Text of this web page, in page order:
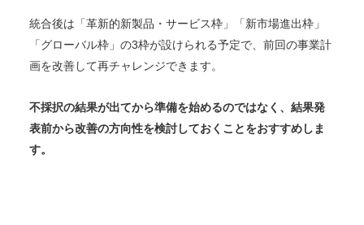
統合後は「革新的新製品・サービス枠」「新市場進出枠」
「グローバル枠」の3枠が設けられる予定で、前回の事業計
画を改善して再チャレンジできます。
不採択の結果が出てから準備を始めるのではなく、結果発
表前から改善の方向性を検討しておくことをおすすめしま
す。